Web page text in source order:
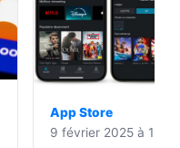
App Store
9 février 2025 à 19:35